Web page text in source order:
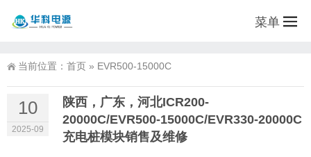
菜单
当前位置： 首页 » EVR500-15000C
10
2025-09
陕西，广东，河北ICR200-
20000C/EVR500-15000C/EVR330-20000C
充电桩模块销售及维修